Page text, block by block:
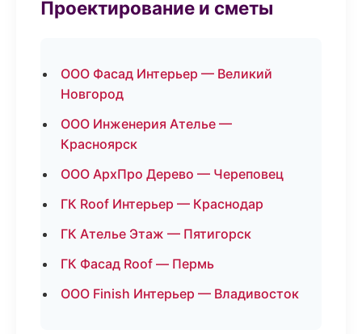
Проектирование и сметы
ООО Фасад Интерьер — Великий
Новгород
ООО Инженерия Ателье —
Красноярск
ООО АрхПро Дерево — Череповец
ГК Roof Интерьер — Краснодар
ГК Ателье Этаж — Пятигорск
ГК Фасад Roof — Пермь
ООО Finish Интерьер — Владивосток